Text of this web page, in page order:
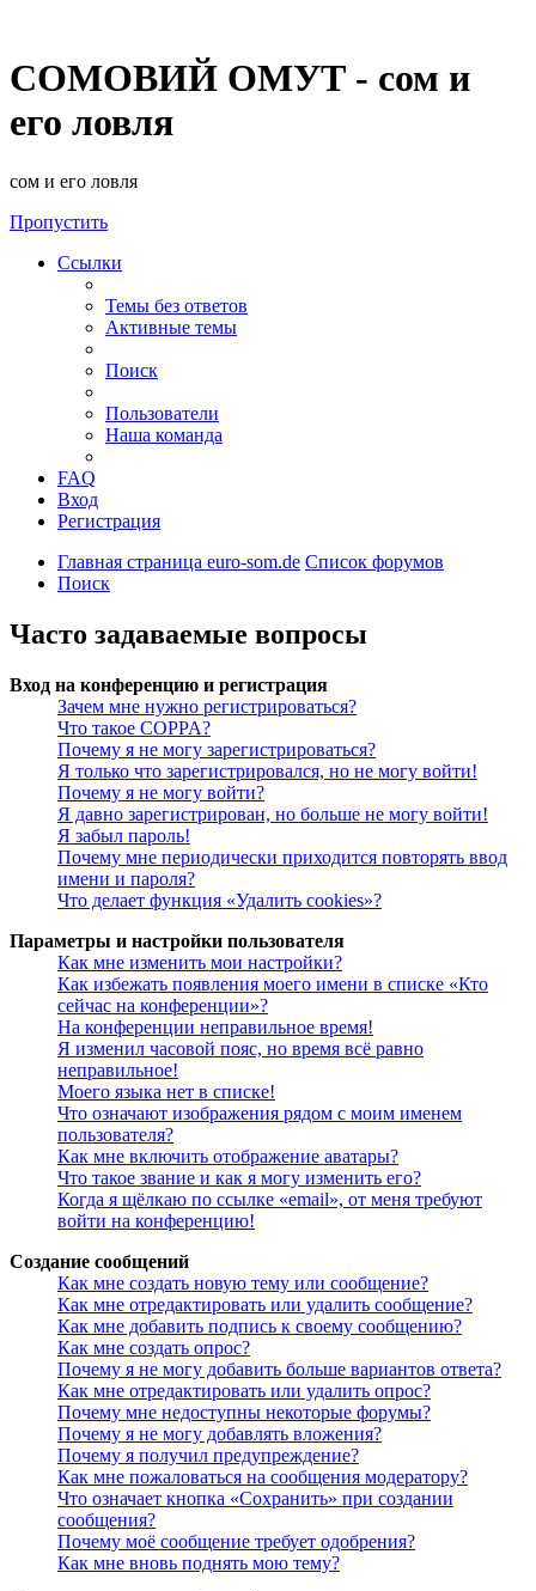
СОМОВИЙ ОМУТ - сом и
его ловля
сом и его ловля
Пропустить
Ссылки
Темы без ответов
Активные темы
Поиск
Пользователи
Наша команда
FAQ
Вход
Регистрация
Главная страница euro-som.de Список форумов
Поиск
Часто задаваемые вопросы
Вход на конференцию и регистрация
Зачем мне нужно регистрироваться?
Что такое COPPA?
Почему я не могу зарегистрироваться?
Я только что зарегистрировался, но не могу войти!
Почему я не могу войти?
Я давно зарегистрирован, но больше не могу войти!
Я забыл пароль!
Почему мне периодически приходится повторять ввод
имени и пароля?
Что делает функция «Удалить cookies»?
Параметры и настройки пользователя
Как мне изменить мои настройки?
Как избежать появления моего имени в списке «Кто
сейчас на конференции»?
На конференции неправильное время!
Я изменил часовой пояс, но время всё равно
неправильное!
Моего языка нет в списке!
Что означают изображения рядом с моим именем
пользователя?
Как мне включить отображение аватары?
Что такое звание и как я могу изменить его?
Когда я щёлкаю по ссылке «email», от меня требуют
войти на конференцию!
Создание сообщений
Как мне создать новую тему или сообщение?
Как мне отредактировать или удалить сообщение?
Как мне добавить подпись к своему сообщению?
Как мне создать опрос?
Почему я не могу добавить больше вариантов ответа?
Как мне отредактировать или удалить опрос?
Почему мне недоступны некоторые форумы?
Почему я не могу добавлять вложения?
Почему я получил предупреждение?
Как мне пожаловаться на сообщения модератору?
Что означает кнопка «Сохранить» при создании
сообщения?
Почему моё сообщение требует одобрения?
Как мне вновь поднять мою тему?